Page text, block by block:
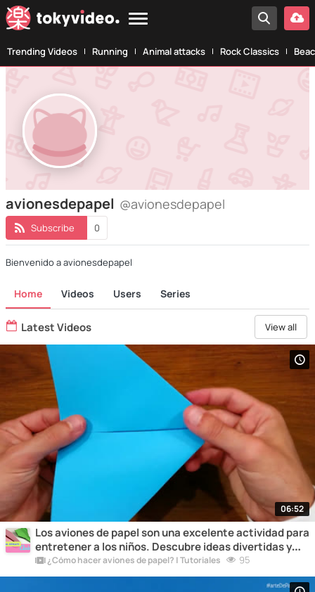
Trending Videos Running Animal attacks Rock Classics
avionesdepapel @avionesdepapel
Subscribe 0
Bienvenido a avionesdepapel
Home Videos Users Series
Latest Videos View all
06:52
Los aviones de papel son una excelente actividad para
entretener a los niños. Descubre ideas divertidas y
educativas para hacer aviones de papel con los más
pequeños de la casa.
¿Cómo hacer aviones de papel? | Tutoriales 95